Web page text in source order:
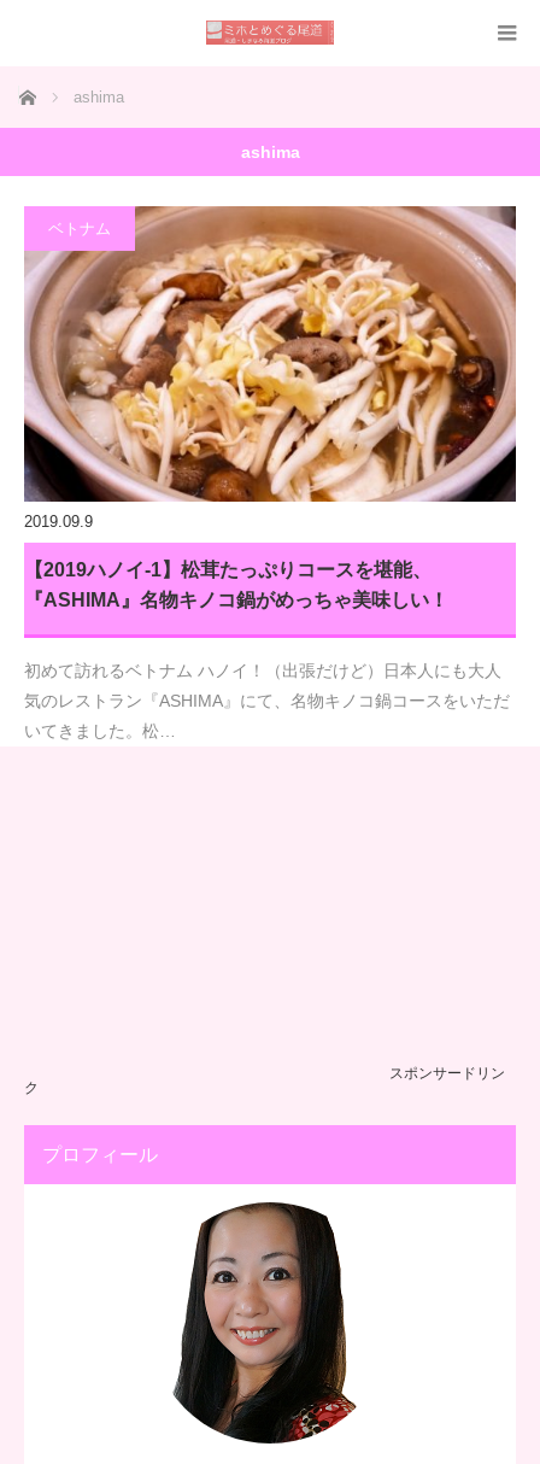
ホーム ashima
ashima
ベトナム
2019.09.9
【2019ハノイ-1】松茸たっぷりコースを堪能、
『ASHIMA』名物キノコ鍋がめっちゃ美味しい！
初めて訪れるベトナム ハノイ！（出張だけど）日本人にも大人
気のレストラン『ASHIMA』にて、名物キノコ鍋コースをいただ
いてきました。松…
スポンサードリン
ク
プロフィール